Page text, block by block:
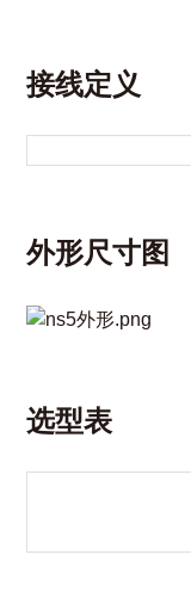
接线定义
外形尺寸图
选型表